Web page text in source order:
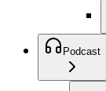
Podcast